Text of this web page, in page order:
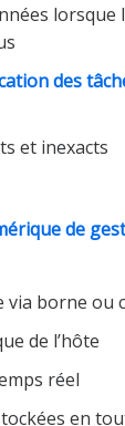
lorsque
des
et inexacts
de
borne ou
de l’hôte
réel
en